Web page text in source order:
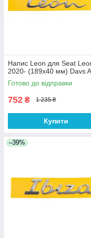
Напис Leon для Seat
2020- (189х40 мм) Davs
Готово до відправки
752 ₴ 1 235 ₴
Купити
–39%